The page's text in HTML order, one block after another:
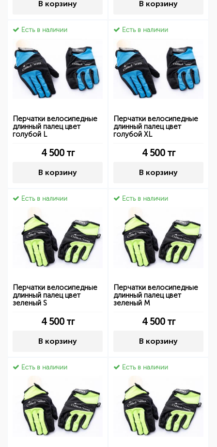
В корзину В корзину
Есть в наличии
Перчатки велосипедные
длинный палец цвет
голубой L
4 500тг
В корзину
Есть в наличии
Перчатки велосипедные
длинный палец цвет
голубой XL
4 500тг
В корзину
Есть в наличии
Перчатки велосипедные
длинный палец цвет
зеленый S
4 500тг
В корзину
Есть в наличии
Перчатки велосипедные
длинный палец цвет
зеленый M
4 500тг
В корзину
Есть в наличии Есть в наличии